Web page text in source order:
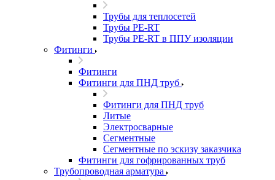
Трубы для теплосетей
Трубы PE-RT
Трубы PE-RT в ППУ изоляции
Фитинги
Фитинги
Фитинги для ПНД труб
Фитинги для ПНД труб
Литые
Электросварные
Сегментные
Сегментные по эскизу заказчика
Фитинги для гофрированных труб
Трубопроводная арматура